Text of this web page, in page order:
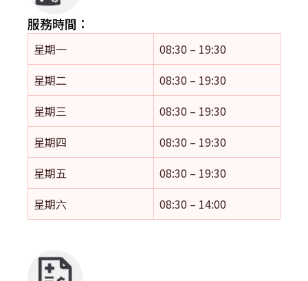
服務時間：
星期一
08:30 – 19:30
星期二
08:30 – 19:30
星期三
08:30 – 19:30
星期四
08:30 – 19:30
星期五
08:30 – 19:30
星期六
08:30 – 14:00